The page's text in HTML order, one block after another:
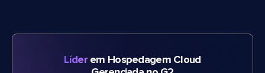
Líderem Hospedagem Cloud